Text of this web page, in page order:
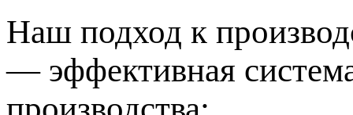
Наш подход к
— эффективная